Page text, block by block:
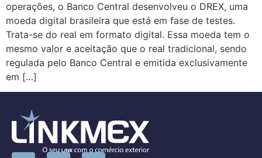
operações, o Banco Central desenvolveu o DREX, uma
moeda digital brasileira que está em fase de testes.
Trata-se do real em formato digital. Essa moeda tem o
mesmo valor e aceitação que o real tradicional, sendo
regulada pelo Banco Central e emitida exclusivamente
em […]